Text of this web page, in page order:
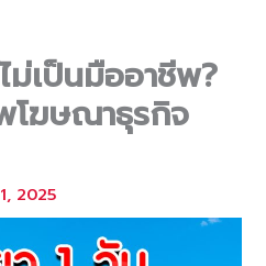
ม่เป็นมืออาชีพ?
โฆษณาธุรกิจ
2025